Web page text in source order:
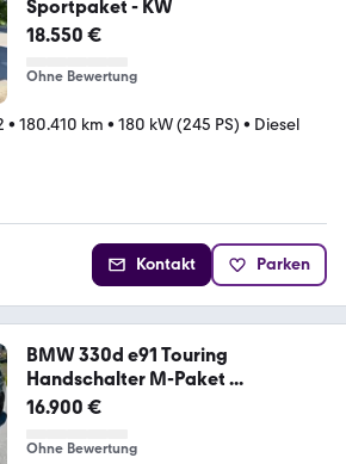
Sportpaket - KW
18.550 €
Ohne Bewertung
• 180.410 km • 180 kW (245 PS) • Diesel
Kontakt Parken
BMW 330d e91 Touring
Handschalter M-Paket ...
16.900 €
Ohne Bewertung